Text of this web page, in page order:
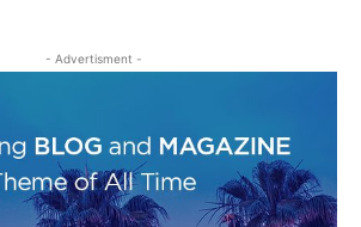
- Advertisment -